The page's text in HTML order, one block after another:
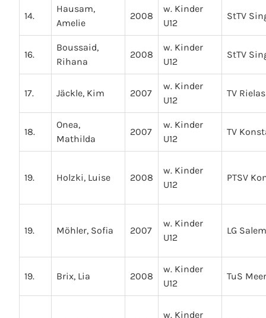
14.
Hausam,
Amelie
2008
w. Kinder
U12
StTV
16.
Boussaid,
Rihana
2008
w. Kinder
U12
StTV
17. Jäckle, Kim 2007
w. Kinder
U12
TV
18.
Onea,
Mathilda
2007
w. Kinder
U12
TV
19. Holzki, Luise 2008
w. Kinder
U12
PTSV
19. Möhler, Sofia 2007
w. Kinder
U12
LG
19. Brix, Lia 2008
w. Kinder
U12
TuS
w. Kinder